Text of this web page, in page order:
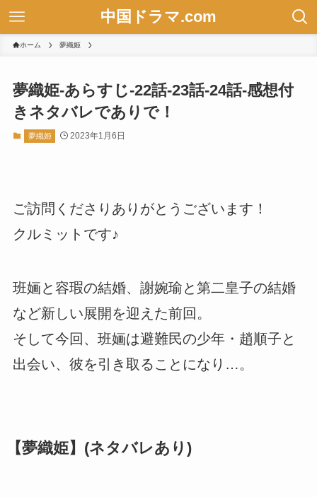
中国ドラマ.com
ホーム 夢織姫
夢織姫-あらすじ-22話-23話-24話-感想付
きネタバレでありで！
夢織姫 2023年1月6日
ご訪問くださりありがとうございます！
クルミットです♪
班婳と容瑕の結婚、謝婉瑜と第二皇子の結婚
など新しい展開を迎えた前回。
そして今回、班婳は避難民の少年・趙順子と
出会い、彼を引き取ることになり…。
【夢織姫】(ネタバレあり)